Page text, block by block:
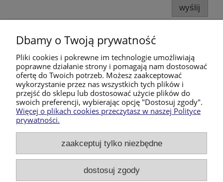
wyślij
Pomoc
Moje konto
Płatności i dostawa
O nas
Produkty Handmade- plecaki, torebki i akcesoria szyte
Dbamy o Twoją prywatność
Pliki cookies i pokrewne im technologie umożliwiają
poprawne działanie strony i pomagają nam dostosować
ofertę do Twoich potrzeb. Możesz zaakceptować
wykorzystanie przez nas wszystkich tych plików i
przejść do sklepu lub dostosować użycie plików do
swoich preferencji, wybierając opcję "Dostosuj zgody".
Więcej o plikach cookies przeczytasz w naszej Polityce
prywatności.
zaakceptuj tylko niezbędne
dostosuj zgody